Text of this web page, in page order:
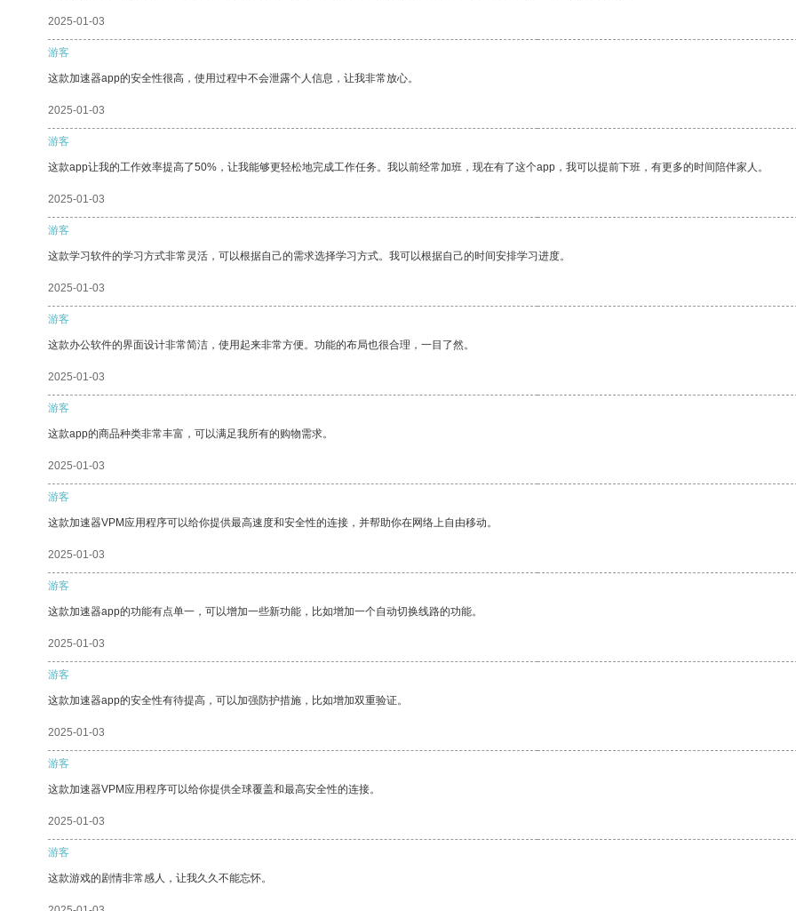
2025-01-03
游客
这款加速器app的安全性很高，使用过程中不会泄露个人信息，让我非常放心。
2025-01-03
游客
这款app让我的工作效率提高了50%，让我能够更轻松地完成工作任务。我以前经常加班，现在有了这个app，我可以提前下班，有更多的时间陪伴家人。
2025-01-03
游客
这款学习软件的学习方式非常灵活，可以根据自己的需求选择学习方式。我可以根据自己的时间安排学习进度。
2025-01-03
游客
这款办公软件的界面设计非常简洁，使用起来非常方便。功能的布局也很合理，一目了然。
2025-01-03
游客
这款app的商品种类非常丰富，可以满足我所有的购物需求。
2025-01-03
游客
这款加速器VPM应用程序可以给你提供最高速度和安全性的连接，并帮助你在网络上自由移动。
2025-01-03
游客
这款加速器app的功能有点单一，可以增加一些新功能，比如增加一个自动切换线路的功能。
2025-01-03
游客
这款加速器app的安全性有待提高，可以加强防护措施，比如增加双重验证。
2025-01-03
游客
这款加速器VPM应用程序可以给你提供全球覆盖和最高安全性的连接。
2025-01-03
游客
这款游戏的剧情非常感人，让我久久不能忘怀。